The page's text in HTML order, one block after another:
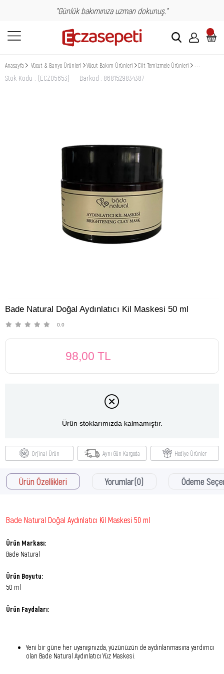
"Günlük bakımınıza uzman dokunuş."
Anasayfa Vücut & Banyo Ürünleri Vücut Bakım Ürünleri Cilt Temizmele Ürünleri Maske &
Stok Kodu (ECZ05653) Barkod : 8681529834387
Bade Natural Doğal Aydınlatıcı Kil Maskesi 50 ml
0.0
98,00 TL
Ürün stoklarımızda kalmamıştır.
Orjinal Ürün Aynı Gün Kargoda Hediye Ürünler
Ürün Özellikleri Yorumlar(0) Ödeme
Bade Natural Doğal Aydınlatıcı Kil Maskesi 50 ml
Ürün Markası:
Bade Natural
Ürün Boyutu:
50 ml
Ürün Faydaları:
Yeni bir güne her uyanışınızda, yüzünüzün de aydınlanmasına yardımcı
olan Bade Natural Aydınlatıcı Yüz Maskesi.